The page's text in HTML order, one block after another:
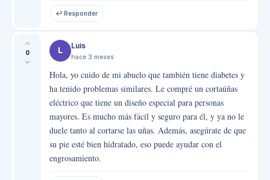
↩ Responder
0 L Luis
hace 3 meses
Hola, yo cuido de mi abuelo que también tiene diabetes y
ha tenido problemas similares. Le compré un cortaúñas
eléctrico que tiene un diseño especial para personas
mayores. Es mucho más fácil y seguro para él, y ya no le
duele tanto al cortarse las uñas. Además, asegúrate de que
su pie esté bien hidratado, eso puede ayudar con el
engrosamiento.